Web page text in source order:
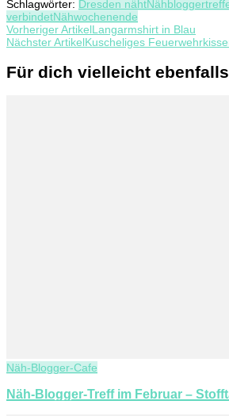
Schlagwörter: Dresden näht
verbindetNähwochenende
Beitragsnavigation
Vorheriger ArtikelLangarmshirt in Blau
Nächster ArtikelKuscheliges
Für dich vielleicht
Näh-Blogger-Cafe
Näh-Blogger-Treff im Februar –